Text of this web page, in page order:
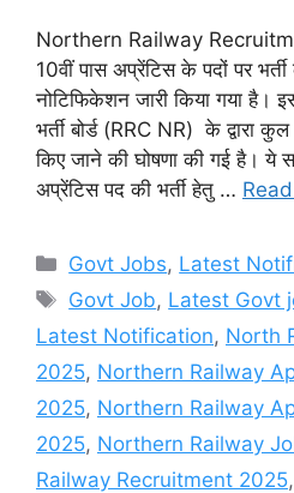
Northern Railway
10वीं पास अप्रेंटिस के पदों पर
नोटिफिकेशन जारी किया गया है।
भर्ती बोर्ड (RRC NR) के द्वारा
किए जाने की घोषणा की गई है। ये
अप्रेंटिस पद की भर्ती हेतु …
Categories
Govt Jobs, Latest
Tags
Govt Job, Latest Govt
Latest Notification, North
2025, Northern Railway
2025, Northern Railway
2025, Northern Railway
Railway Recruitment 2025,